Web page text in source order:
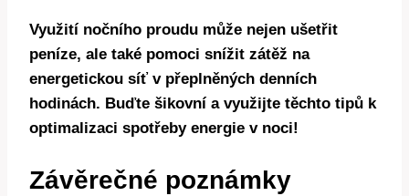
Využití nočního proudu může nejen ušetřit
peníze, ale také pomoci snížit zátěž na
energetickou síť v přeplněných denních
hodinách. Buďte šikovní a využijte těchto tipů k
optimalizaci spotřeby energie v noci!
Závěrečné poznámky